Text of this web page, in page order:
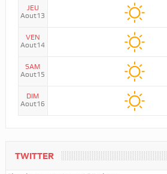
JEU
Aout13
VEN
Aout14
SAM
Aout15
DIM
Aout16
TWITTER